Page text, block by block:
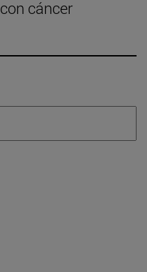
con cáncer